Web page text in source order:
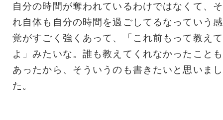
自分の時間が奪われているわけではなくて、そ
れ自体も自分の時間を過ごしてるなっていう感
覚がすごく強くあって、「これ前もって教えて
よ」みたいな。誰も教えてくれなかったことも
あったから、そういうのも書きたいと思いまし
た。